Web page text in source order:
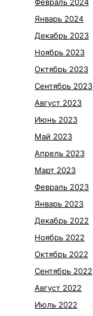
Январь 2024
Декабрь 2023
Ноябрь 2023
Октябрь 2023
Сентябрь 2023
Август 2023
Июнь 2023
Май 2023
Апрель 2023
Март 2023
Февраль 2023
Январь 2023
Декабрь 2022
Ноябрь 2022
Октябрь 2022
Сентябрь 2022
Август 2022
Июль 2022